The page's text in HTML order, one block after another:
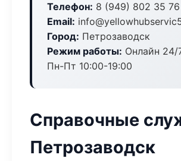
Телефон: 8 (949) 802 35 76
Email:
Город: Петрозаводск
Режим работы: Онлайн 24/
Пн-Пт 10:00-19:00
Справочные
Петрозаводск